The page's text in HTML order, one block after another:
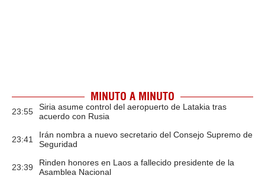
MINUTO A MINUTO
23:55
Siria asume control del aeropuerto de Latakia tras
acuerdo con Rusia
23:41
Irán nombra a nuevo secretario del Consejo Supremo de
Seguridad
23:39
Rinden honores en Laos a fallecido presidente de la
Asamblea Nacional